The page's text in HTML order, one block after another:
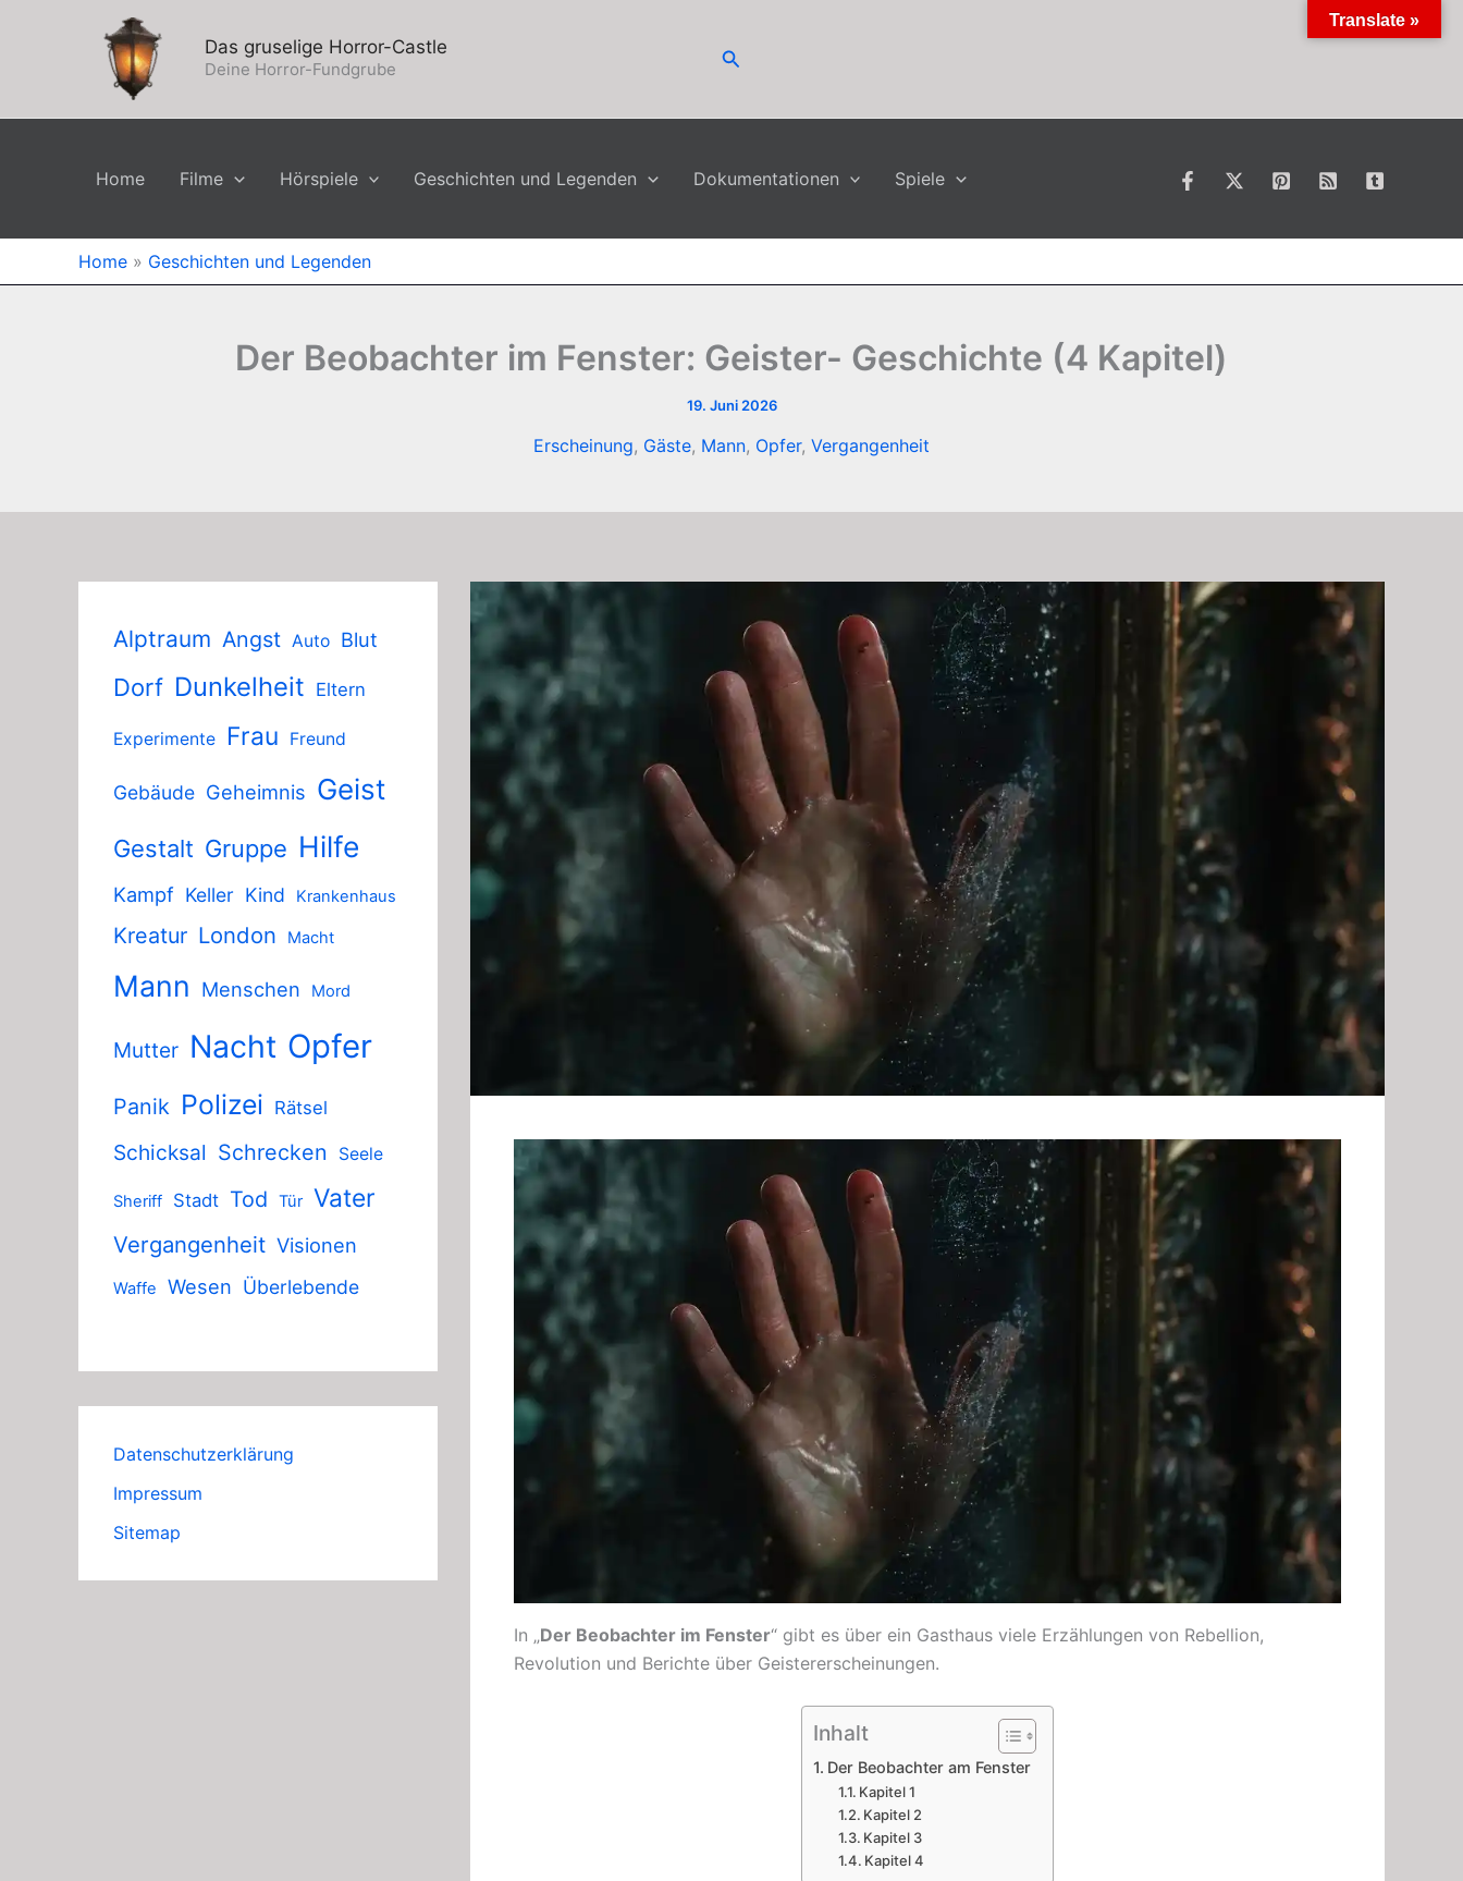
Das gruselige Horror-Castle
Deine Horror-Fundgrube
Suchen
Home Filme Hörspiele Geschichten und Legenden Dokumentationen Spiele
Home » Geschichten und Legenden
Der Beobachter im Fenster: Geister- Geschichte (4 Kapitel)
19. Juni 2026
Erscheinung, Gäste, Mann, Opfer, Vergangenheit
Alptraum Angst Auto Blut
Dorf Dunkelheit Eltern
Experimente Frau Freund
Gebäude Geheimnis Geist
Gestalt Gruppe Hilfe
Kampf Keller Kind Krankenhaus
Kreatur London Macht
Mann Menschen Mord
Mutter Nacht Opfer
Panik Polizei Rätsel
Schicksal Schrecken Seele
Sheriff Stadt Tod Tür Vater
Vergangenheit Visionen
Waffe Wesen Überlebende
Datenschutzerklärung
Impressum
Sitemap
In „Der Beobachter im Fenster“ gibt es über ein Gasthaus viele Erzählungen von Rebellion,
Revolution und Berichte über Geistererscheinungen.
Inhalt
Der Beobachter am Fenster
Kapitel 1
Kapitel 2
Kapitel 3
Kapitel 4
Translate »